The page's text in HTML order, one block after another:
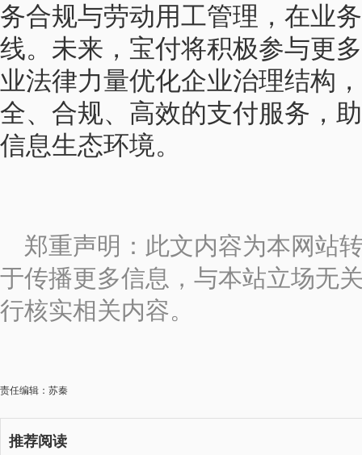
务合规与劳动用工管理，在业
线。未来，宝付将积极参与更
业法律力量优化企业治理结构
全、合规、高效的支付服务，
信息生态环境。
郑重声明：此文内容为本网站
于传播更多信息，与本站立场无
行核实相关内容。
责任编辑：苏秦
推荐阅读